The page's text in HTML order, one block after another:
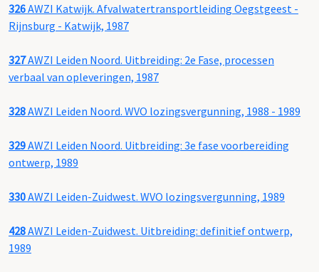
326AWZI Katwijk. Afvalwatertransportleiding Oegstgeest -
Rijnsburg - Katwijk, 1987
327AWZI Leiden Noord. Uitbreiding: 2e Fase, processen
verbaal van opleveringen, 1987
328AWZI Leiden Noord. WVO lozingsvergunning, 1988 - 1989
329AWZI Leiden Noord. Uitbreiding: 3e fase voorbereiding
ontwerp, 1989
330AWZI Leiden-Zuidwest. WVO lozingsvergunning, 1989
428AWZI Leiden-Zuidwest. Uitbreiding: definitief ontwerp,
1989